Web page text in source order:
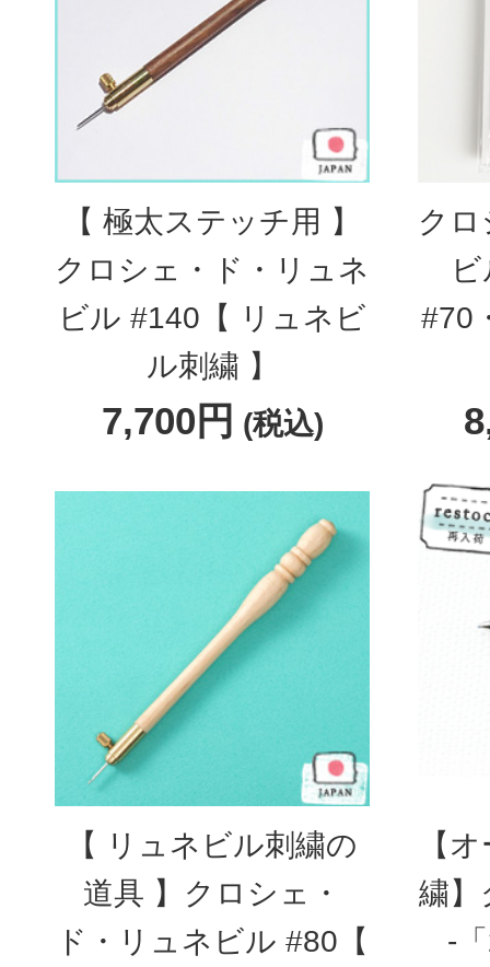
【 極太ステッチ用 】
クロシェ・ド・リュネ
ビル #140【 リュネビ
ル刺繍 】
7,700円 (税込)
ク
#70
【 リュネビル刺繍の
道具 】クロシェ・
ド・リュネビル #80【
【
繍】
-